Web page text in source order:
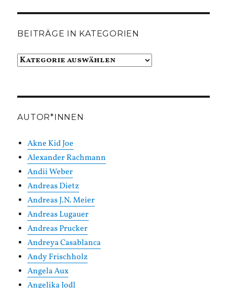
BEITRÄGE IN KATEGORIEN
Beiträge
AUTOR*INNEN
Akne Kid Joe
Alexander Rachmann
Andii Weber
Andreas Dietz
Andreas J.N. Meier
Andreas Lugauer
Andreas Prucker
Andreya Casablanca
Andy Frischholz
Angela Aux
Angelika Jodl